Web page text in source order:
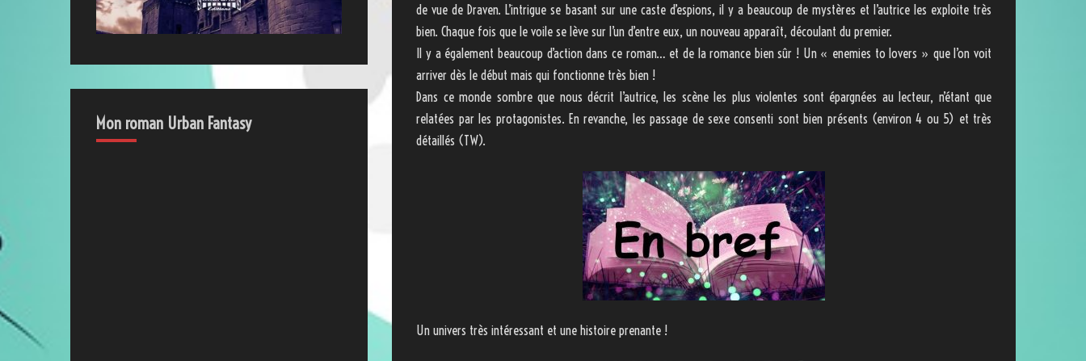
de vue de Draven. L’intrigue se basant sur une caste d’espions, il y a beaucoup de mystères et l’autrice les exploite très
bien. Chaque fois que le voile se lève sur l’un d’entre eux, un nouveau apparaît, découlant du premier.
Il y a également beaucoup d’action dans ce roman… et de la romance bien sûr ! Un « enemies to lovers » que l’on voit
arriver dès le début mais qui fonctionne très bien !
Dans ce monde sombre que nous décrit l’autrice, les scène les plus violentes sont épargnées au lecteur, n’étant que
relatées par les protagonistes. En revanche, les passage de sexe consenti sont bien présents (environ 4 ou 5) et très
détaillés (TW).
Un univers très intéressant et une histoire prenante !
Mon roman Urban Fantasy